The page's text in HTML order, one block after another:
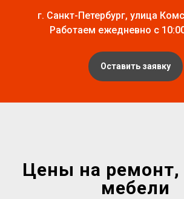
г. Санкт-Петербург, улица
Работаем ежедневно с
Оставить заявку
Цены на ремонт,
мебели